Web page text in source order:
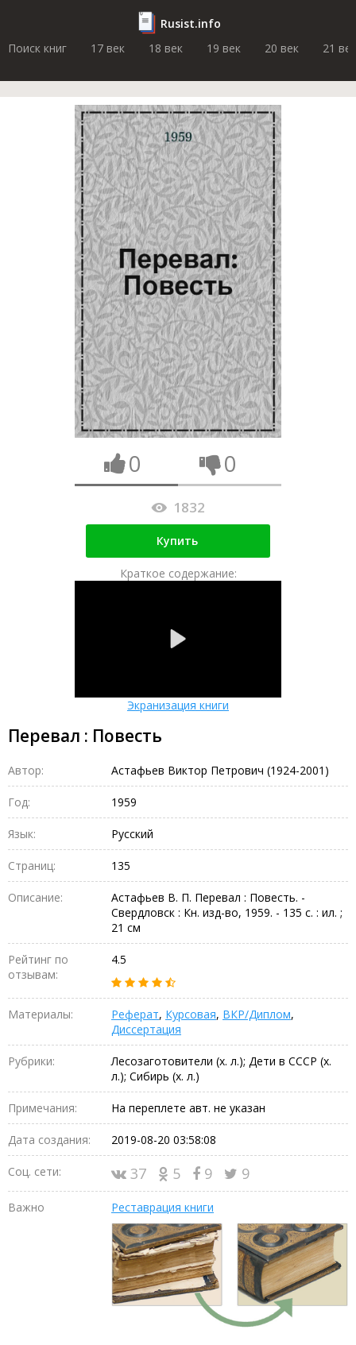
Rusist.info
Поиск книг
17 век 18 век 19 век 20 век 21 век
0 0
1832
Купить
Краткое содержание:
Экранизация книги
Перевал : Повесть
Автор: Астафьев Виктор Петрович (1924-2001)
Год: 1959
Язык: Русский
Страниц: 135
Описание:
Астафьев В. П. Перевал : Повесть. -
Свердловск : Кн. изд-во, 1959. - 135 с. : ил. ;
21 см
Рейтинг по
отзывам:
4.5
Материалы: Реферат, Курсовая, ВКР/Диплом,
Диссертация
Рубрики:
Лесозаготовители (х. л.); Дети в СССР (х.
л.); Сибирь (х. л.)
Примечания: На переплете авт. не указан
Дата создания: 2019-08-20 03:58:08
Соц. сети: 37 5 9 9
Важно Реставрация книги